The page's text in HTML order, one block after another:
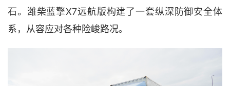
石。 潍柴蓝擎X7远航版构建了一套纵深防御安全体
系，从容应对各种险峻路况。